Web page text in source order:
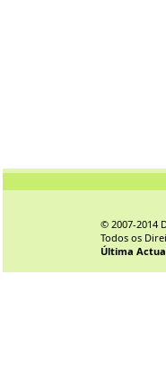
© 2007-2014
Todos os
Última